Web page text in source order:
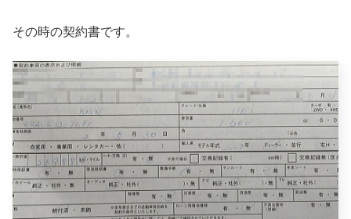
その時の契約書です。